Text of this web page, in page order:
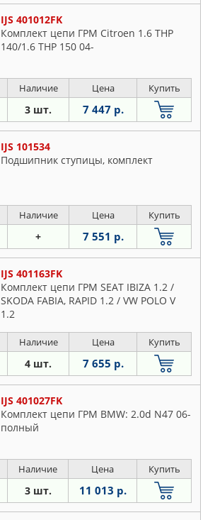
IJS 401012FK
Комплект цепи ГРМ Citroen 1.6 THP
140/1.6 THP 150 04-
Наличие Цена Купить
3 шт. 7 447 р.
IJS 101534
Подшипник ступицы, комплект
Наличие Цена Купить
+ 7 551 р.
IJS 401163FK
Комплект цепи ГРМ SEAT IBIZA 1.2 /
SKODA FABIA, RAPID 1.2 / VW POLO V
1.2
Наличие Цена Купить
4 шт. 7 655 р.
IJS 401027FK
Комплект цепи ГРМ BMW: 2.0d N47 06-
полный
Наличие Цена Купить
3 шт. 11 013 р.